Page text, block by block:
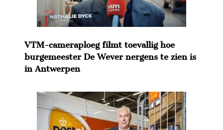
VTM-cameraploeg filmt toevallig hoe
burgemeester De Wever nergens te zien is
in Antwerpen